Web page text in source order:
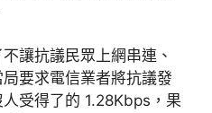
讓抗議民眾上網串連、
要求電信業者將抗議發
受得了的 1.28Kbps，果